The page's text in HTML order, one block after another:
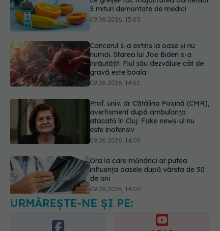
09.08.2026, 15:00
înrăutățit. Fiul său dezvăluie cât de
gravă este boala
09.08.2026, 14:52
Prof. univ. dr. Cătălina Poiană (CMR),
atacată în Cluj: Fake news-ul nu
este inofensiv
09.08.2026, 14:05
Ora la care mănânci ar putea
de ani
09.08.2026, 14:00
Cum alegem alimentele pe timp de
caniculă. Recomandările
URMĂREȘTE-NE ȘI PE:
6560